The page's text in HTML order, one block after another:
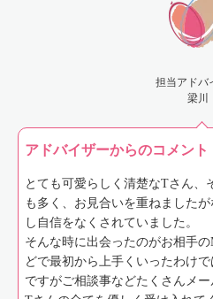
担当アドバ
梁川
アドバイザーからのコメント
とても可愛らしく清楚なTさん、
も多く、お見合いを重ねました
し自信をなくされていました。
そんな時に出会ったのがお相手
どで最初から上手くいったわけで
ですがご相談事などたくさんメー